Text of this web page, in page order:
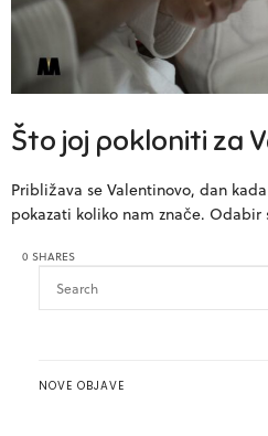
Što joj pokloniti za
Približava se Valentinovo, dan
pokazati koliko nam znače.
0 SHARES
NOVE OBJAVE